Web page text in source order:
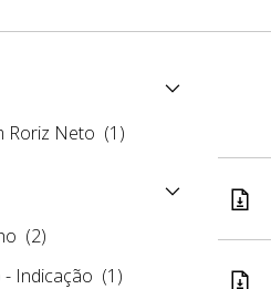
Roriz Neto (1)
(2)
- Indicação (1)